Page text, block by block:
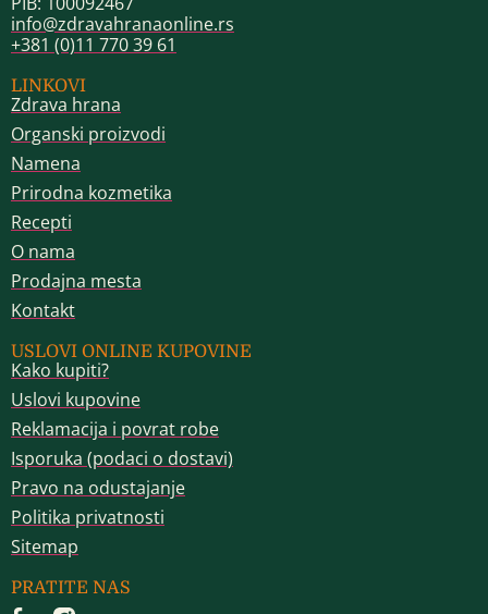
info@zdravahranaonline.rs
+381 (0)11 770 39 61
LINKOVI
Zdrava hrana
Organski proizvodi
Namena
Prirodna kozmetika
Recepti
O nama
Prodajna mesta
Kontakt
USLOVI ONLINE KUPOVINE
Kako kupiti?
Uslovi kupovine
Reklamacija i povrat robe
Isporuka (podaci o dostavi)
Pravo na odustajanje
Politika privatnosti
Sitemap
PRATITE NAS